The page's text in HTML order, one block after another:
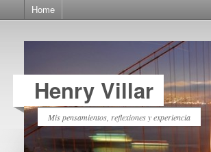
Home
Henry Villar
Mis pensamientos, reflexiones y experiencia